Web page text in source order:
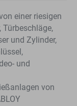
einer riesigen
und Zylinder,
und
von